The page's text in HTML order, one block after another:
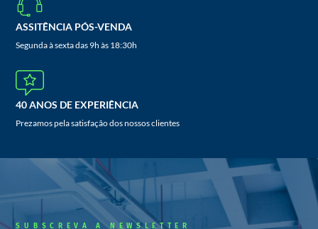
ASSITÊNCIA PÓS-VENDA
Segunda à sexta das 9h às 18:30h
40 ANOS DE EXPERIÊNCIA
Prezamos pela satisfação dos nossos clientes
SUBSCREVA A NEWSLETTER